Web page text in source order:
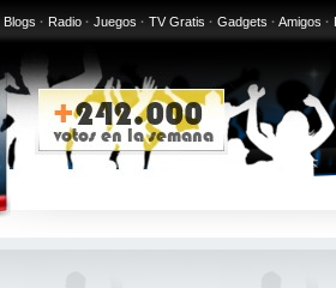
Blogs · Radio · Juegos · TV Gratis · Gadgets · Amigos ·